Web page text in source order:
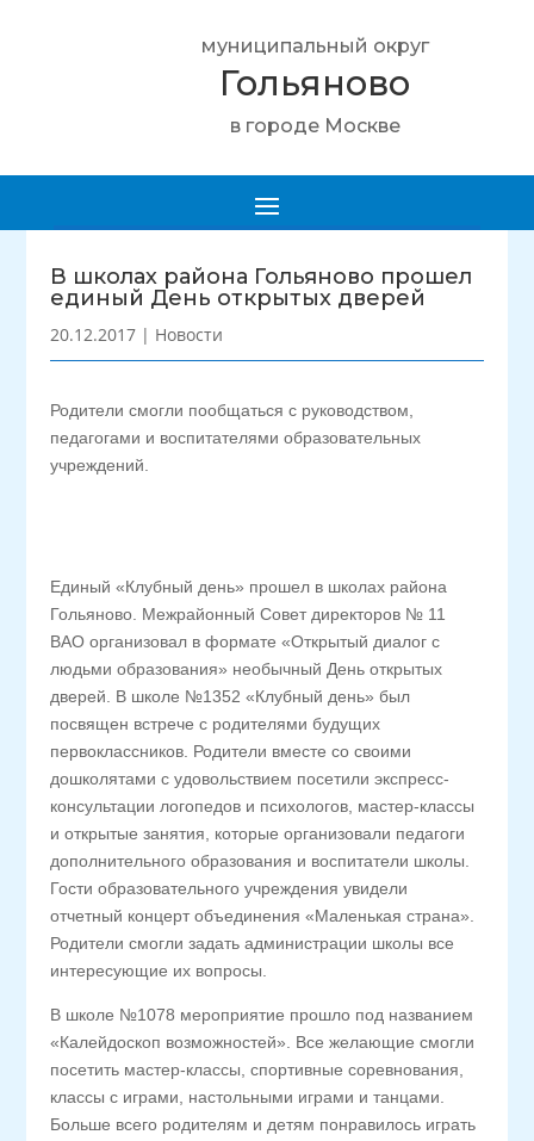
муниципальный округ
Гольяново
в городе Москве
В школах района Гольяново прошел
единый День открытых дверей
20.12.2017 | Новости
Родители смогли пообщаться с руководством,
педагогами и воспитателями образовательных
учреждений.
Единый «Клубный день» прошел в школах района
Гольяново. Межрайонный Совет директоров № 11
ВАО организовал в формате «Открытый диалог с
людьми образования» необычный День открытых
дверей. В школе №1352 «Клубный день» был
посвящен встрече с родителями будущих
первоклассников. Родители вместе со своими
дошколятами с удовольствием посетили экспресс-
консультации логопедов и психологов, мастер-классы
и открытые занятия, которые организовали педагоги
дополнительного образования и воспитатели школы.
Гости образовательного учреждения увидели
отчетный концерт объединения «Маленькая страна».
Родители смогли задать администрации школы все
интересующие их вопросы.
В школе №1078 мероприятие прошло под названием
«Калейдоскоп возможностей». Все желающие смогли
посетить мастер-классы, спортивные соревнования,
классы с играми, настольными играми и танцами.
Больше всего родителям и детям понравилось играть